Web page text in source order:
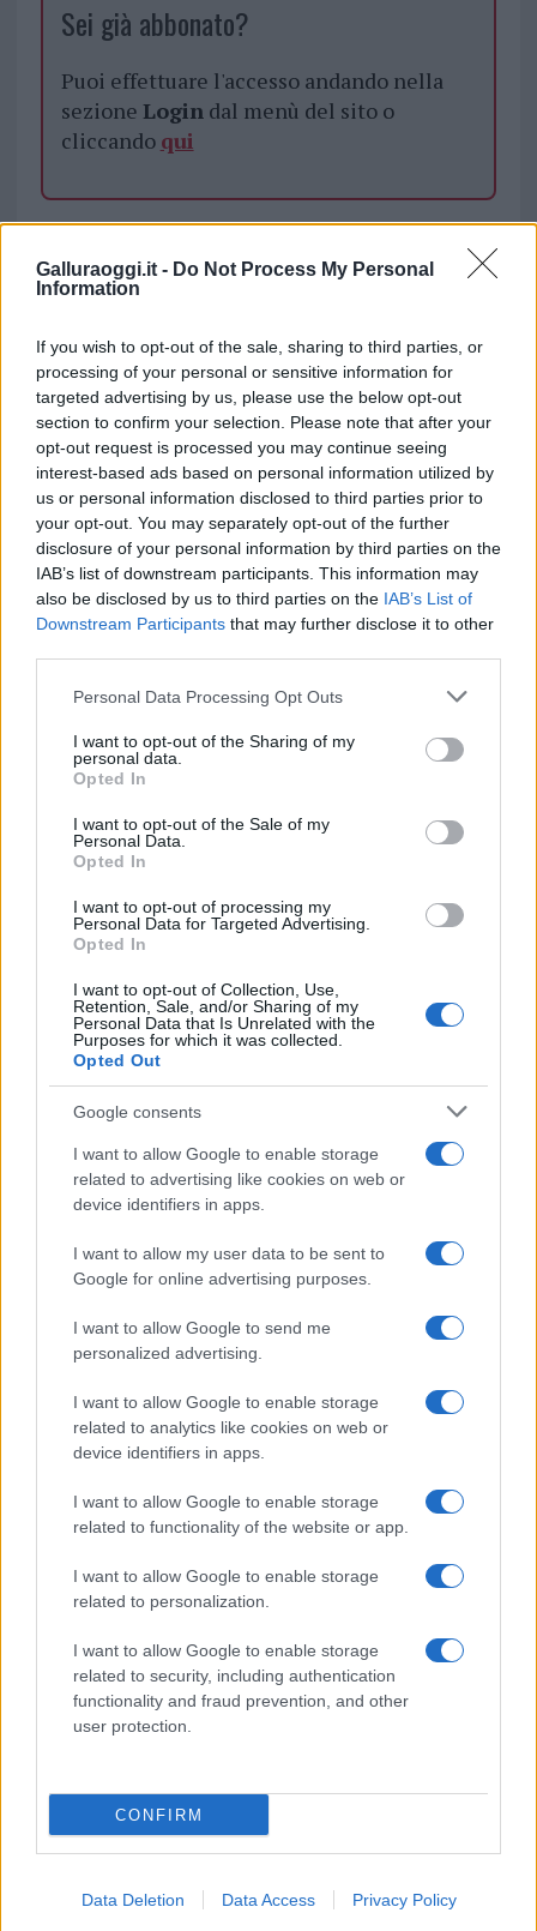
Galluraoggi.it - Do Not Process My Personal
Information
If you wish to opt-out of the sale, sharing to third parties, or
processing of your personal or sensitive information for
targeted advertising by us, please use the below opt-out
section to confirm your selection. Please note that after your
opt-out request is processed you may continue seeing
interest-based ads based on personal information utilized by
us or personal information disclosed to third parties prior to
your opt-out. You may separately opt-out of the further
disclosure of your personal information by third parties on the
IAB’s list of downstream participants. This information may
also be disclosed by us to third parties on the IAB’s List of
Downstream Participants that may further disclose it to other
Please note that this website/app uses one or more Google
not limited to your visit or usage behaviour. You may click to
grant or deny consent to Google and its third-party tags to
use your data for below specified purposes in below Google
consent section.
Personal Data Processing Opt Outs
I want to opt-out of the Sharing of my
personal data.
Opted In
I want to opt-out of the Sale of my
Personal Data.
Opted In
I want to opt-out of processing my
Personal Data for Targeted Advertising.
Opted In
I want to opt-out of Collection, Use,
Retention, Sale, and/or Sharing of my
Personal Data that Is Unrelated with the
Purposes for which it was collected.
Opted Out
Google consents
I want to allow Google to enable storage
related to advertising like cookies on web or
device identifiers in apps.
I want to allow my user data to be sent to
Google for online advertising purposes.
I want to allow Google to send me
personalized advertising.
I want to allow Google to enable storage
related to analytics like cookies on web or
device identifiers in apps.
I want to allow Google to enable storage
related to functionality of the website or app.
I want to allow Google to enable storage
related to personalization.
I want to allow Google to enable storage
related to security, including authentication
functionality and fraud prevention, and other
user protection.
CONFIRM
Data Deletion Data Access Privacy Policy
Sei già abbonato?
Puoi effettuare l'accesso andando nella
sezione Logindal menù del sito o
cliccando qui
TEMI: Laura Lanza Notizie Badesi
Inviaci le tue segnalazioni,
Su WhatsApp al numero +39
345 356 7512
Notizie in tempo reale?
Entra nel canale telegram di
GalluraOggi.it
Ricevi le nostre ultime news
da
Condividi l'articolo
F
a
ce
b
o
o
k
T
w
it
te
r
Pi
n
te
re
st
W
h
at
s
A
p
p
S
h
a
re
Articolo precedente
Prossimo articolo
NOTIZIE RECENTI
“Sul filo del discorso”: sold out ad Olbia per il
reading su Atzeni
La Maddalena, festa per i 30 anni del Diving
center di Tegge
Esce di strada con l’auto ad Arzachena: ferito il
conducente
Turiste si perdono a Tavolara: salvate dai vigili
del fuoco
Meteo Olbia 6 agosto, migliora il tempo in
Incidente Olbia, poliziotto in vacanza salva 6
persone: due bimbi tra i feriti
Red Valley Festival, musica no-stop a Olbia fino
alle 5